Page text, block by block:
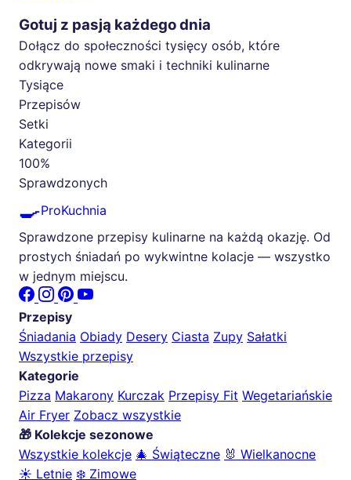
Gotuj z pasją każdego dnia
Dołącz do społeczności tysięcy osób, które
odkrywają nowe smaki i techniki kulinarne
Tysiące
Przepisów
Setki
Kategorii
100%
Sprawdzonych
🍳ProKuchnia
Sprawdzone przepisy kulinarne na każdą okazję. Od
prostych śniadań po wykwintne kolacje — wszystko
w jednym miejscu.
Przepisy
Śniadania Obiady Desery Ciasta Zupy Sałatki
Wszystkie przepisy
Kategorie
Pizza Makarony Kurczak Przepisy Fit Wegetariańskie
Air Fryer Zobacz wszystkie
🎁 Kolekcje sezonowe
Wszystkie kolekcje 🎄 Świąteczne 🐰 Wielkanocne
☀️ Letnie ❄️ Zimowe